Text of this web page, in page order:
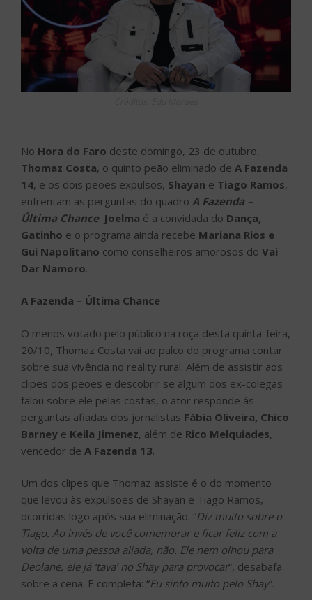
No Hora do Faro deste domingo, 23 de outubro,
Thomaz Costa, o quinto peão eliminado de A Fazenda
14, e os dois peões expulsos, Shayan e Tiago Ramos,
enfrentam as perguntas do quadro A Fazenda –
Última Chance. Joelma é a convidada do Dança,
Gatinho e o programa ainda recebe Mariana Rios e
Gui Napolitano como conselheiros amorosos do Vai
Dar Namoro.
A Fazenda – Última Chance
O menos votado pelo público na roça desta quinta-feira,
20/10, Thomaz Costa vai ao palco do programa contar
sobre sua vivência no reality rural. Além de assistir aos
clipes dos peões e descobrir se algum dos ex-colegas
falou sobre ele pelas costas, o ator responde às
perguntas afiadas dos jornalistas Fábia Oliveira, Chico
Barney e Keila Jimenez, além de Rico Melquiades,
vencedor de A Fazenda 13.
Um dos clipes que Thomaz assiste é o do momento
que levou às expulsões de Shayan e Tiago Ramos,
ocorridas logo após sua eliminação. “Diz muito sobre o
Tiago. Ao invés de você comemorar e ficar feliz com a
volta de uma pessoa aliada, não. Ele nem olhou para
Deolane, ele já ‘tava’ no Shay para provocar“, desabafa
sobre a cena. E completa: “Eu sinto muito pelo Shay“.